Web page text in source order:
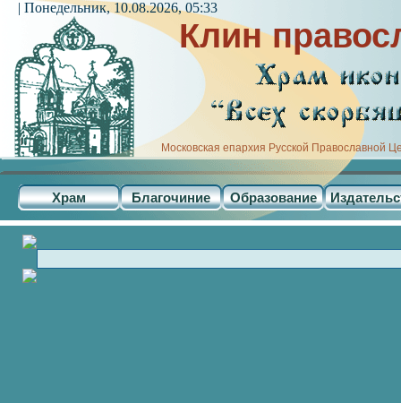
Клин
Московская епархия Русской Православной
Храм Благочиние Образование
| Понедельник, 10.08.2026, 05:33